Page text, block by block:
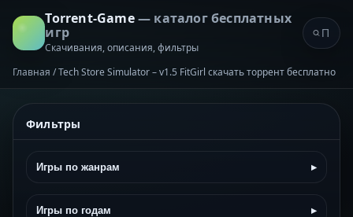
Torrent-Game— каталог бесплатных
игр
Скачивания, описания, фильтры
Главная /Tech Store Simulator – v1.5 FitGirl скачать торрент бесплатно
Фильтры
Игры по жанрам ▸
Игры по годам ▸